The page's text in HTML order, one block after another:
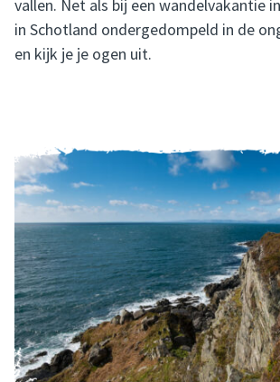
vallen. Net als bij een wandelvakantie
in Schotland ondergedompeld in de
en kijk je je ogen uit.